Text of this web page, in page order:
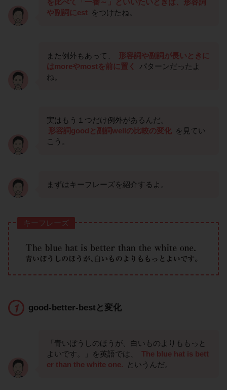
を比べて「一番～」といいたいときは、形容詞
や副詞にest をつけたね。
また例外もあって、
形容詞や副詞が長いときに
はmoreやmostを前に置く
パターンだったよ
ね。
実はもう１つだけ例外があるんだ。
形容詞goodと副詞wellの比較の変化 を見てい
こう。
まずはキーフレーズを紹介するよ。
キーフレーズ
good-better-bestと変化
「青いぼうしのほうが、白いものよりももっと
よいです。」を英語では、
The blue hat is bett
er than the white one.
というんだ。